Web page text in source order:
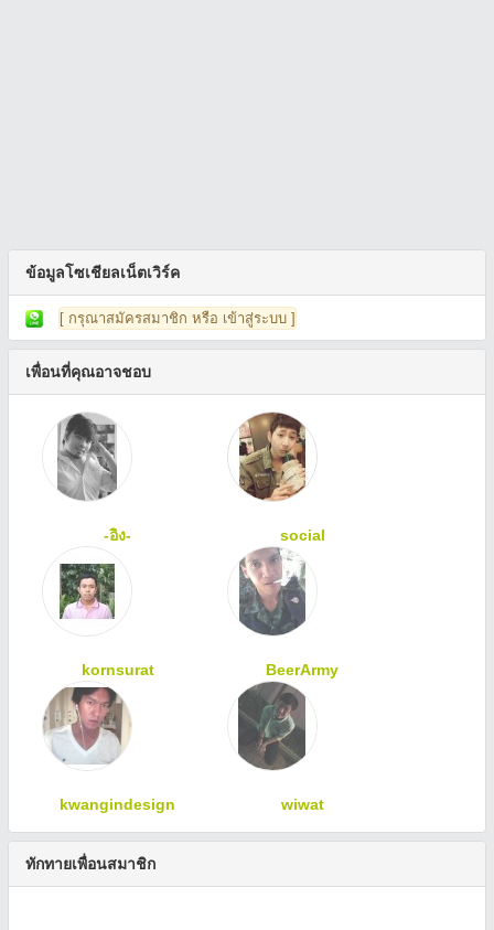
ข้อมูลโซเชียลเน็ตเวิร์ค
[ กรุณาสมัครสมาชิก หรือ เข้าสู่ระบบ ]
เพื่อนที่คุณอาจชอบ
-อิง- social
kornsurat BeerArmy
kwangindesign wiwat
ทักทายเพื่อนสมาชิก